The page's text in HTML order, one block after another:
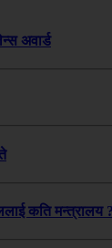
अवार्ड
कति मन्त्रालय ?